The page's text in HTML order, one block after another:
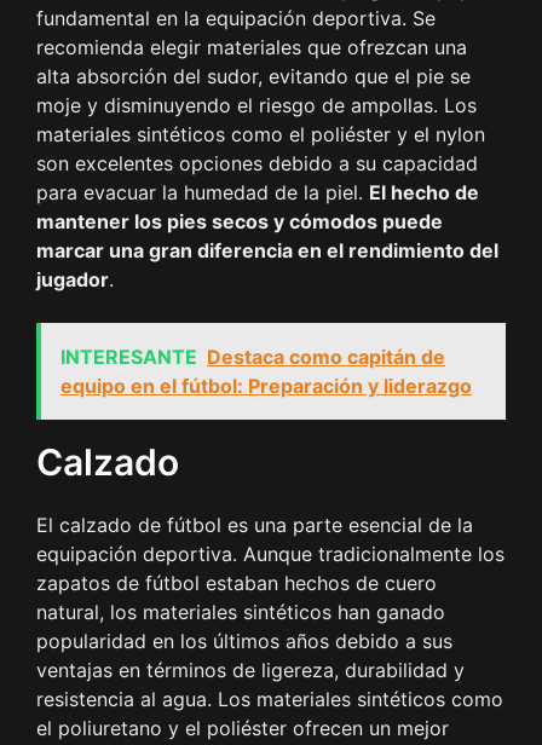
fundamental en la equipación deportiva. Se
recomienda elegir materiales que ofrezcan una
alta absorción del sudor, evitando que el pie se
moje y disminuyendo el riesgo de ampollas. Los
materiales sintéticos como el poliéster y el nylon
son excelentes opciones debido a su capacidad
para evacuar la humedad de la piel. El hecho de
mantener los pies secos y cómodos puede
marcar una gran diferencia en el rendimiento del
jugador.
INTERESANTE Destaca como capitán de
equipo en el fútbol: Preparación y liderazgo
Calzado
El calzado de fútbol es una parte esencial de la
equipación deportiva. Aunque tradicionalmente los
zapatos de fútbol estaban hechos de cuero
natural, los materiales sintéticos han ganado
popularidad en los últimos años debido a sus
ventajas en términos de ligereza, durabilidad y
resistencia al agua. Los materiales sintéticos como
el poliuretano y el poliéster ofrecen un mejor